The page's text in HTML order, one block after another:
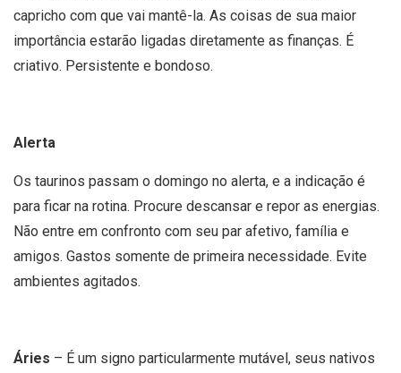
capricho com que vai mantê-la. As coisas de sua maior
importância estarão ligadas diretamente as finanças. É
criativo. Persistente e bondoso.
Alerta
Os taurinos passam o domingo no alerta, e a indicação é
para ficar na rotina. Procure descansar e repor as energias.
Não entre em confronto com seu par afetivo, família e
amigos. Gastos somente de primeira necessidade. Evite
ambientes agitados.
Áries – É um signo particularmente mutável, seus nativos